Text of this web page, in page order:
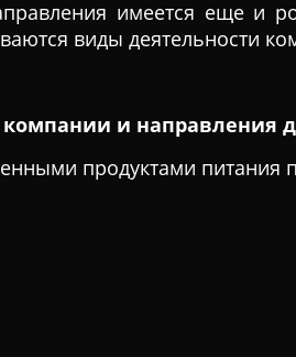
имеется еще и
виды деятельности
и направления
продуктами питания